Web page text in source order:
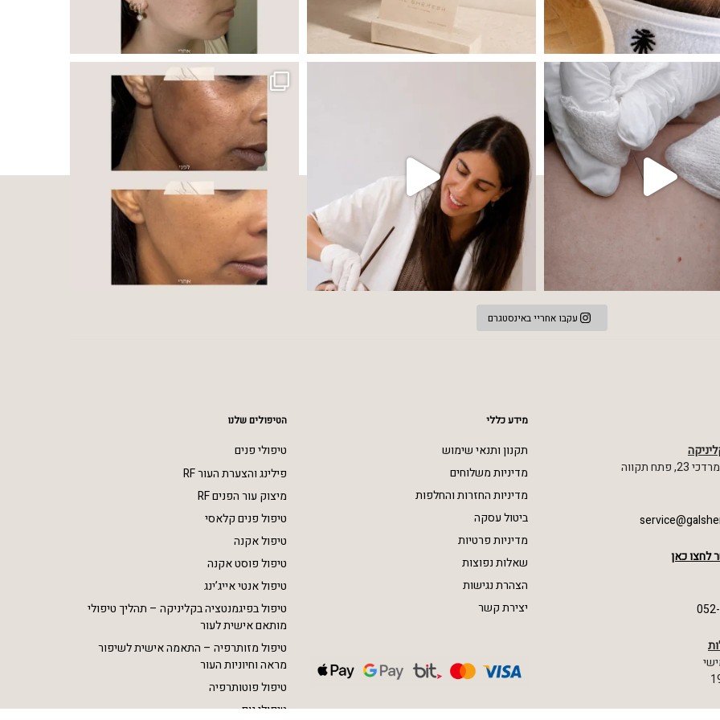
שהעור פשוט צריך לעצור רגע, לנשום ולהתאזן תהליך אחד שיכול לעשות הבדל גדול במראה ובאיכות העור
עקבו אחריי באינסטגרם
תקווה
לחצו כאן
מידע כללי
תקנון ותנאי שימוש
מדיניות משלוחים
מדיניות החזרות והחלפות
ביטול עסקה
מדיניות פרטיות
שאלות נפוצות
הצהרת נגישות
יצירת קשר
הטיפולים שלנו
טיפולי פנים
פילינג והצערת העור RF
מיצוק עור הפנים RF
טיפול פנים קלאסי
טיפול אקנה
טיפול פוסט אקנה
טיפול אנטי אייג’ינג
טיפול בפיגמנטציה בקליניקה – תהליך טיפולי
מותאם אישית לעור
טיפול מזותרפיה – התאמה אישית לשיפור
מראה וחיוניות העור
טיפול פוטותרפיה
טיפולי גוף